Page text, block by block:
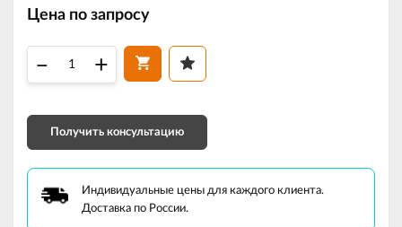
Цена по запросу
– +
Получить консультацию
Индивидуальные цены для каждого клиента.
Доставка по России.